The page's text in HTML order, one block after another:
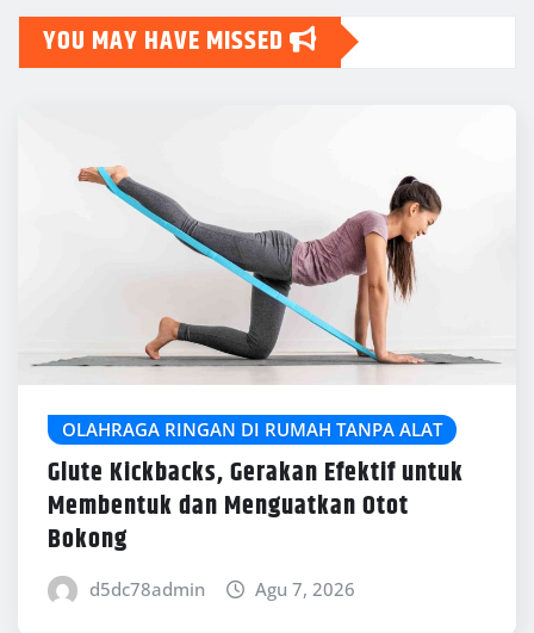
YOU MAY HAVE MISSED
OLAHRAGA RINGAN DI RUMAH TANPA ALAT
Glute Kickbacks, Gerakan Efektif untuk
Membentuk dan Menguatkan Otot
Bokong
d5dc78admin Agu 7, 2026